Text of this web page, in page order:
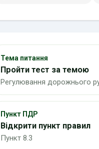
Тема питання
Пройти тест за темою
Регулювання дорожнього
Пункт ПДР
Відкрити пункт правил
Пункт 8.3